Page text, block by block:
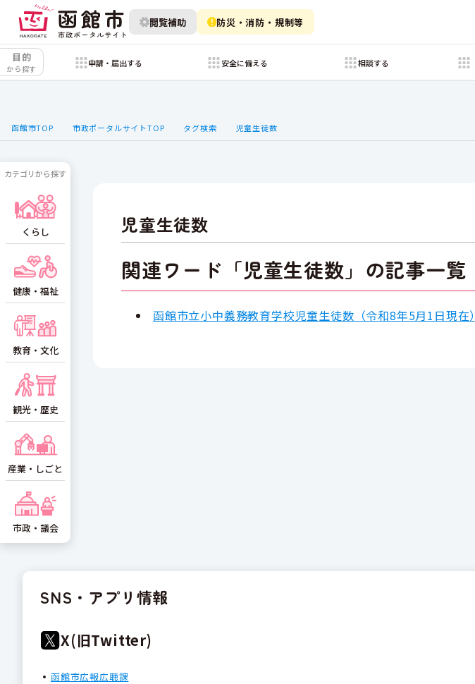
閲覧補助 防災・消防・規制等
目的
から探す
申請・届出する 安全に備える 相談する
函館市TOP 市政ポータルサイトTOP タグ検索 児童生徒数
児童生徒数
関連ワード「児童生徒数」の記事一覧
函館市立小中義務教育学校児童生徒数（令和8年5月1日現在）
カテゴリから探す
くらし
健康・福祉
教育・文化
観光・歴史
産業・しごと
市政・議会
SNS・アプリ情報
X(旧Twitter)
函館市広報広聴課